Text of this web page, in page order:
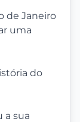
de Janeiro
uma
do
a sua